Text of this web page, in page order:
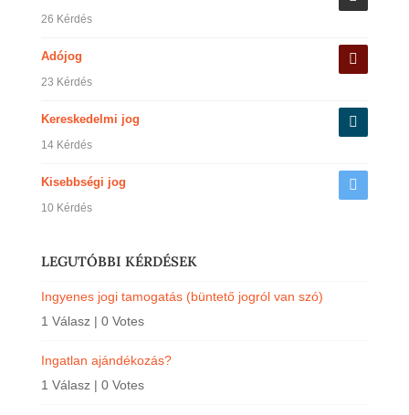
26 Kérdés
Adójog
23 Kérdés
Kereskedelmi jog
14 Kérdés
Kisebbségi jog
10 Kérdés
LEGUTÓBBI KÉRDÉSEK
Ingyenes jogi tamogatás (büntető jogról van szó)
1 Válasz | 0 Votes
Ingatlan ajándékozás?
1 Válasz | 0 Votes